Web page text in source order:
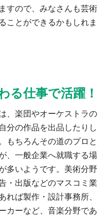
すので、みなさんも芸術
ことができるかもしれま
る仕事で活躍！
、楽団やオーケストラの
分の作品を出品したりし
もちろんその道のプロと
、一般企業へ就職する場
多いようです。美術分野
・出版などのマスコミ業
れば製作・設計事務所、
カーなど、音楽分野であ